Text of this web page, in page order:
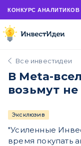
КОНКУРС АНАЛИТИКОВ
Все инвестидеи
В Meta-
возьмут не
Эксклюзив
"Усиленные
время покупать